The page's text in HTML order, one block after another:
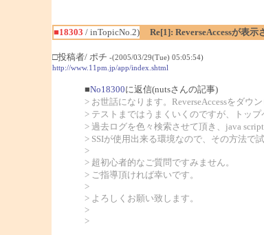
■18303 / inTopicNo.2)
Re[1]: ReverseAccessが表示
□投稿者/ ポチ -(2005/03/29(Tue) 05:05:54)
http://www.11pm.jp/app/index.shtml
■No18300に返信(nutsさんの記事)
> お世話になります。ReverseAccessをダウ
> テストまではうまくいくのですが、トップ
> 過去ログを色々検索させて頂き、java
> SSIが使用出来る環境なので、その方法で
>
> 超初心者的なご質問ですみません。
> ご指導頂ければ幸いです。
>
> よろしくお願い致します。
>
>